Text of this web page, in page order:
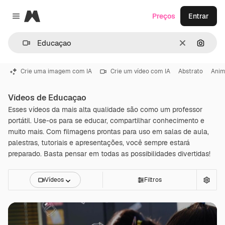
Close menu
Magnific
Limpar
Preços Entrar
Crie uma imagem com IA Crie um vídeo com IA Abstrato
Vídeos de Educaçao
Esses vídeos da mais alta qualidade são como um professor
portátil. Use-os para se educar, compartilhar conhecimento e
muito mais. Com filmagens prontas para uso em salas de aula,
palestras, tutoriais e apresentações, você sempre estará
preparado. Basta pensar em todas as possibilidades divertidas!
Vídeos Filtros